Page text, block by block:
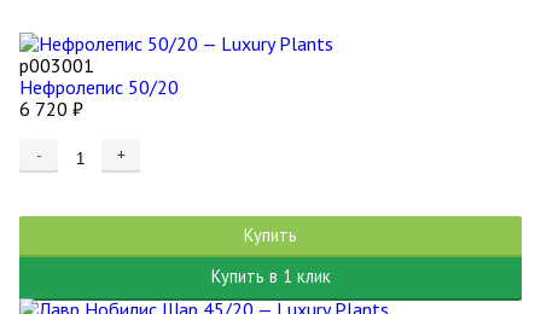
р003001
Нефролепис 50/20
6 720 ₽
- +
Купить
Купить в 1 клик